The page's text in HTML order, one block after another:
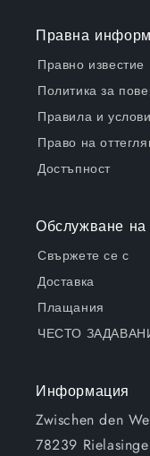
Правна
Правно известие
Политика за
Правила и
Право на
Достъпност
Обслужване на
Свържете се с
Доставка
Плащания
ЧЕСТО
Информация
Zwischen den
78239